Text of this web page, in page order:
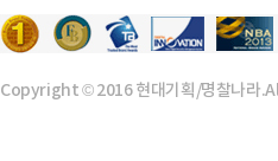
Copyright © 2016 현대기획/명찰나라